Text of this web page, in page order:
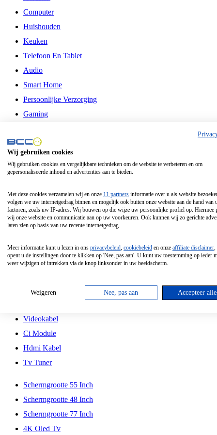
Computer
Huishouden
Keuken
Telefoon En Tablet
Audio
Smart Home
Persoonlijke Verzorging
Gaming
Philips
Schermgrootte 24 Inch
Schermgrootte 85 Inch
Schermgrootte 98 Inch
Tcl
Hd Led Tv
Antennekabel
Videokabel
Ci Module
Hdmi Kabel
Tv Tuner
Schermgrootte 55 Inch
Schermgrootte 48 Inch
Schermgrootte 77 Inch
4K Oled Tv
Wij gebruiken cookies
Wij gebruiken cookies en vergelijkbare technieken om de website te verbeteren en om
gepersonaliseerde inhoud en advertenties aan te bieden.
Met deze cookies verzamelen wij en onze 11 partners informatie over u als website
volgen we uw internetgedrag binnen en mogelijk ook buiten onze website aan de hand van
factoren, zoals uw IP-adres. Wij bouwen op die wijze uw persoonlijke profiel op. Hiermee
wij onze website en communicatie aan op uw voorkeuren. Ook kunnen wij zo gerichte
laten zien op basis van uw recente internetgedrag.
Meer informatie kunt u lezen in ons privacybeleid, cookiebeleid en onze affiliate disclaimer,
opent u de instellingen door te klikken op 'Nee, pas aan'. U kunt uw toestemming op ieder
weer wijzigen of intrekken via de knop linksonder in uw beeldscherm.
Weigeren Nee, pas aan Accepteer